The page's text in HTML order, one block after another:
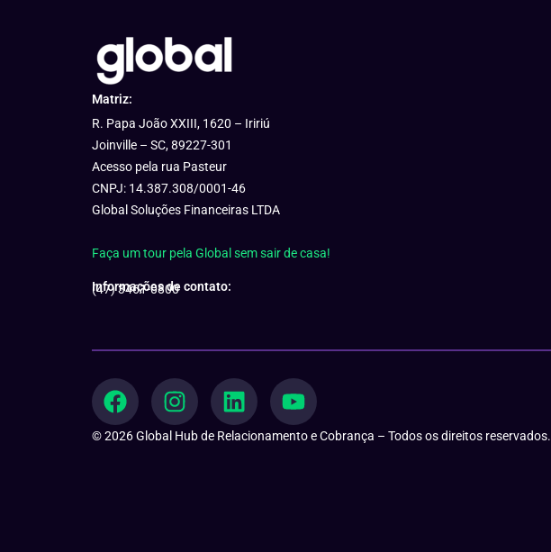
Matriz:
R. Papa João XXIII, 1620 – Iririú
Joinville – SC, 89227-301
Acesso pela rua Pasteur
CNPJ: 14.387.308/0001-46
Global Soluções Financeiras LTDA
Faça um tour pela Global sem sair de casa!
Informações de contato:
(47) 3461-0800
F
a
c
I
n
s
L
i
n
Y
o
u
© 2026 Global Hub de Relacionamento e Cobrança – Todos os direitos reservados.